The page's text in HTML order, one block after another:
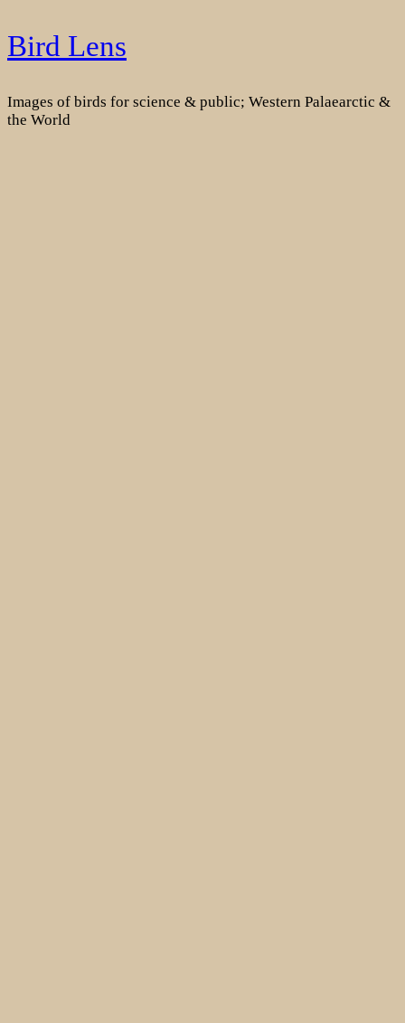
Skip
to
Bird Lens
Images of birds for science & public; Western Palaearctic &
the World